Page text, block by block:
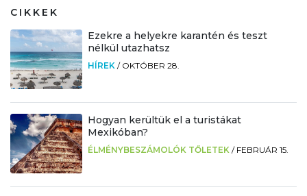
CIKKEK
Ezekre a helyekre karantén és teszt
nélkül utazhatsz
HÍREK / OKTÓBER 28.
Hogyan kerültük el a turistákat
Mexikóban?
ÉLMÉNYBESZÁMOLÓK TŐLETEK / FEBRUÁR 15.